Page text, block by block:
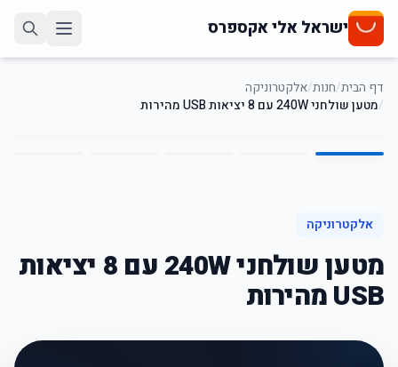
ישראל אלי אקספרס
דף הבית/חנות/אלקטרוניקה
/מטען שולחני 240W עם 8 יציאות USB מהירות 1
/
5
אלקטרוניקה
מטען שולחני 240W עם 8 יציאות
USB מהירות